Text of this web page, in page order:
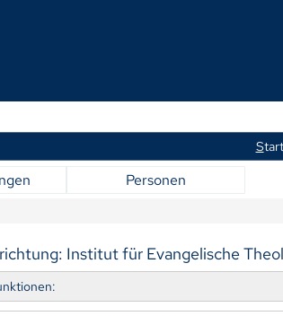
S
Personen
Institut für Evangelische